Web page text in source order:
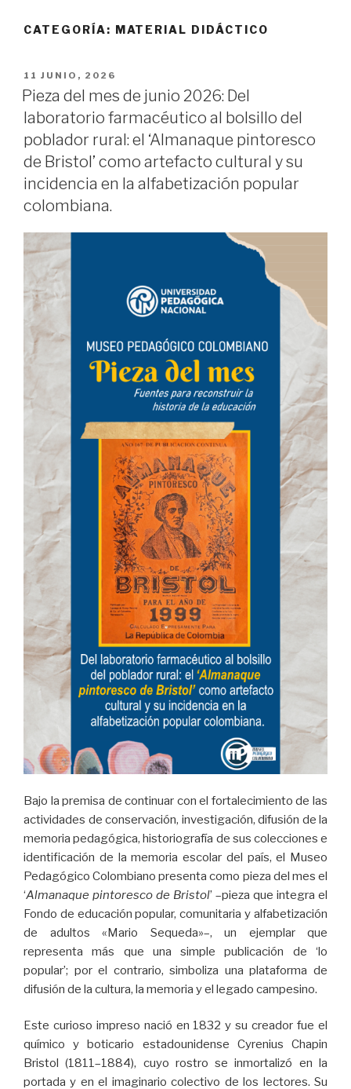
CATEGORÍA: MATERIAL DIDÁCTICO
PUBLICADO
EL
11 JUNIO, 2026
Pieza del mes de junio 2026: Del
laboratorio farmacéutico al bolsillo del
poblador rural: el ‘Almanaque pintoresco
de Bristol’ como artefacto cultural y su
incidencia en la alfabetización popular
colombiana.
Bajo la premisa de continuar con el fortalecimiento de las
actividades de conservación, investigación, difusión de la
memoria pedagógica, historiografía de sus colecciones e
identificación de la memoria escolar del país, el Museo
Pedagógico Colombiano presenta como pieza del mes el
‘Almanaque pintoresco de Bristol’ –pieza que integra el
Fondo de educación popular, comunitaria y alfabetización
de adultos «Mario Sequeda»–, un ejemplar que
representa más que una simple publicación de ‘lo
popular’; por el contrario, simboliza una plataforma de
difusión de la cultura, la memoria y el legado campesino.
Este curioso impreso nació en 1832 y su creador fue el
químico y boticario estadounidense Cyrenius Chapin
Bristol (1811–1884), cuyo rostro se inmortalizó en la
portada y en el imaginario colectivo de los lectores. Su